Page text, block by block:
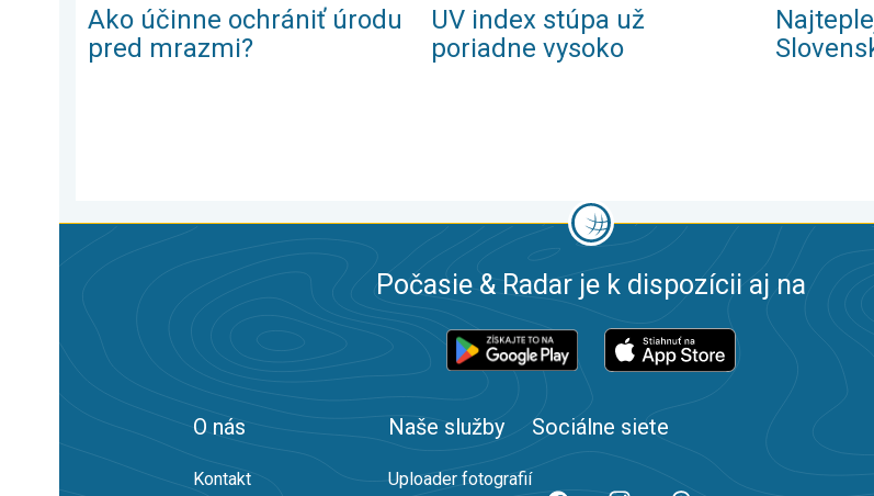
Ako účinne ochrániť úrodu
pred mrazmi?
UV index stúpa už
poriadne vysoko
Počasie & Radar je k dispozícii aj na
O nás
Kontakt
Naše služby
Uploader fotografií
Sociálne siete